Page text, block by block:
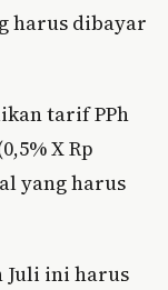
harus dibayar
tarif PPh
X Rp
yang harus
Juli ini harus